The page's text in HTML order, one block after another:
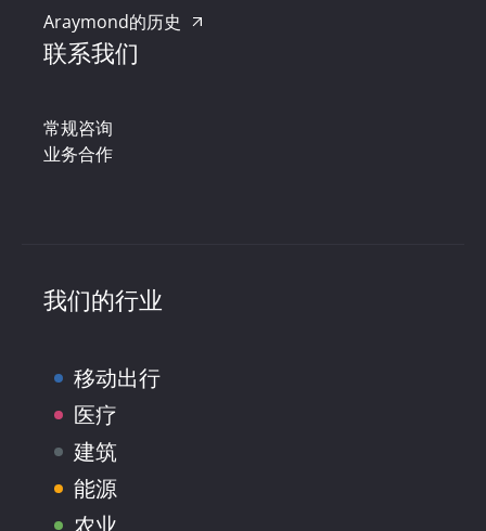
Araymond的历史
联系我们
常规咨询
业务合作
我们的行业
移动出行
医疗
建筑
能源
农业